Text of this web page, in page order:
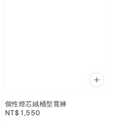
個性燈芯絨桶型寬褲
Regular
NT$ 1,550